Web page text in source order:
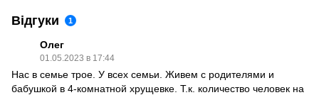
Відгуки 1
Олег
01.05.2023 в 17:44
Нас в семье трое. У всех семьи. Живем с родителями и
бабушкой в 4-комнатной хрущевке. Т.к. количество человек на